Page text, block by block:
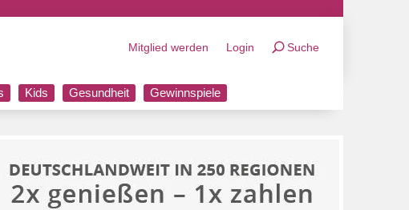
Mitglied werden Login Suche
Kids Gesundheit Gewinnspiele